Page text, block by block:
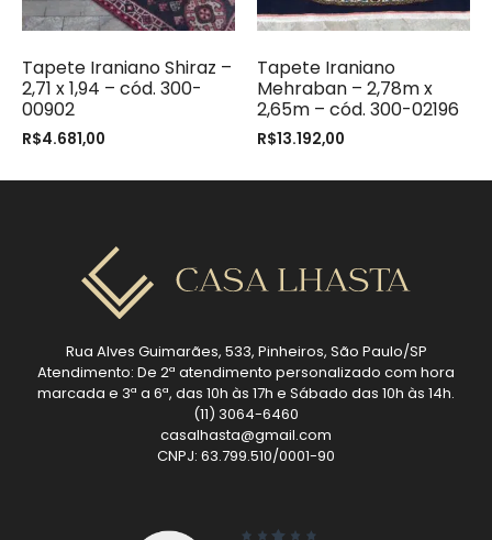
Tapete Iraniano Shiraz –
2,71 x 1,94 – cód. 300-
00902
R$4.681,00
Tapete Iraniano
Mehraban – 2,78m x
2,65m – cód. 300-02196
R$13.192,00
Rua Alves Guimarães, 533, Pinheiros, São Paulo/SP
Atendimento: De 2ª atendimento personalizado com hora
marcada e 3ª a 6ª, das 10h às 17h e Sábado das 10h às 14h.
(11) 3064-6460
casalhasta@gmail.com
CNPJ: 63.799.510/0001-90